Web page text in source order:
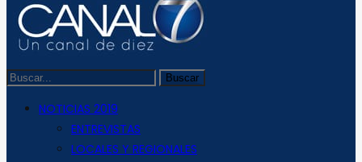
NOTICIAS 2019
ENTREVISTAS
LOCALES Y REGIONALES